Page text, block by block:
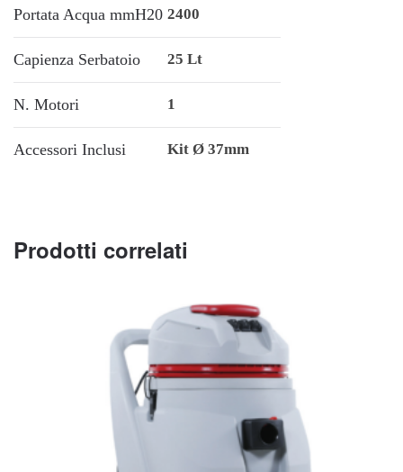
Portata Acqua mmH20 2400
Capienza Serbatoio 25 Lt
N. Motori 1
Accessori Inclusi Kit Ø 37mm
Prodotti correlati